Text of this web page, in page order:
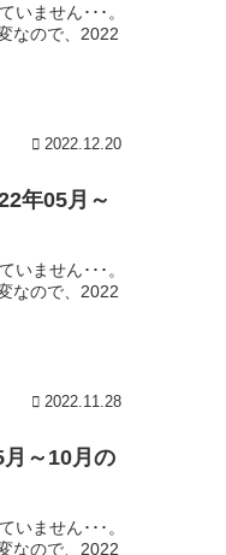
いません･･･。
なので、2022
2022.12.20
年05月～
いません･･･。
なので、2022
2022.11.28
月～10月の
いません･･･。
なので、2022